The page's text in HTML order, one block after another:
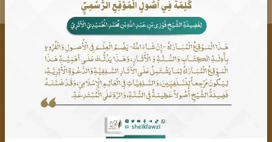
بيانات الإتصال